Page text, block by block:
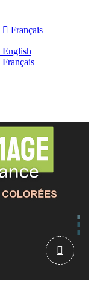
 Français
English
Français
